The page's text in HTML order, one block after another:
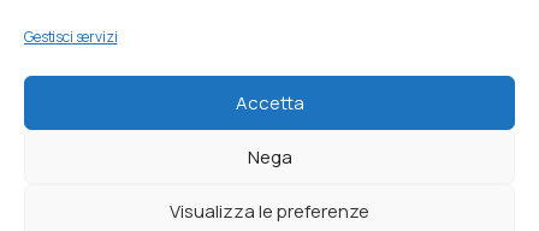
Gestisci servizi
Accetta
Nega
Visualizza le preferenze